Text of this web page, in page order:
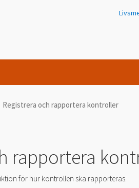
Registrera och rapportera kontroller
rapportera
för hur kontrollen ska rapporteras.